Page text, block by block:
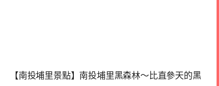
【南投埔里景點】南投埔里黑森林～比直參天的黑